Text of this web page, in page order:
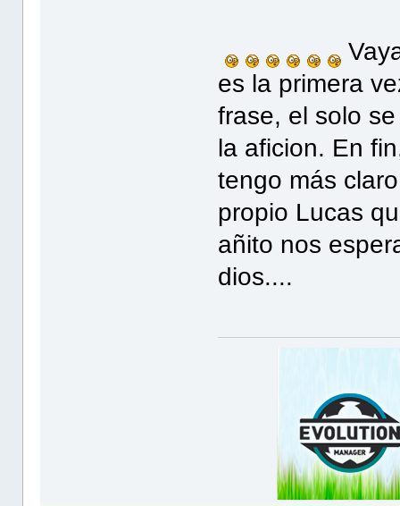
es la primera
frase, el solo
la aficion. En
tengo más
propio Lucas
añito nos
dios....